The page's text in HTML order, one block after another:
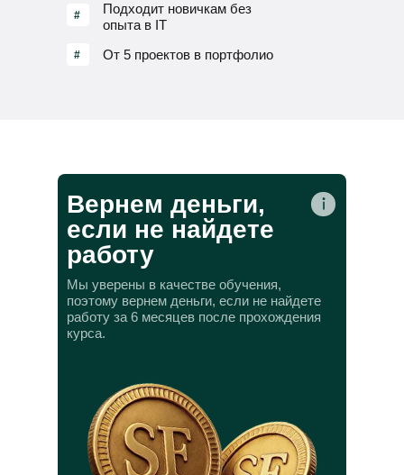
#
Подходит новичкам без
опыта в IT
# От 5 проектов в портфолио
Вернем деньги,
если не найдете
работу
Мы уверены в качестве обучения,
поэтому вернем деньги, если не найдете
работу за 6 месяцев после прохождения
курса.